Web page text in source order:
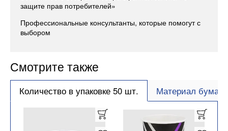
защите прав потребителей»
Профессиональные консультанты, которые помогут с
выбором
Смотрите также
Количество в упаковке 50 шт. Материал бумага